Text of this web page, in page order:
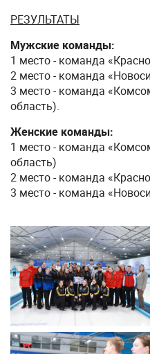
РЕЗУЛЬТАТЫ
Мужские команды:
1 место - команда
2 место - команда
3 место - команда
область).
Женские команды:
1 место - команда
область)
2 место - команда
3 место - команда